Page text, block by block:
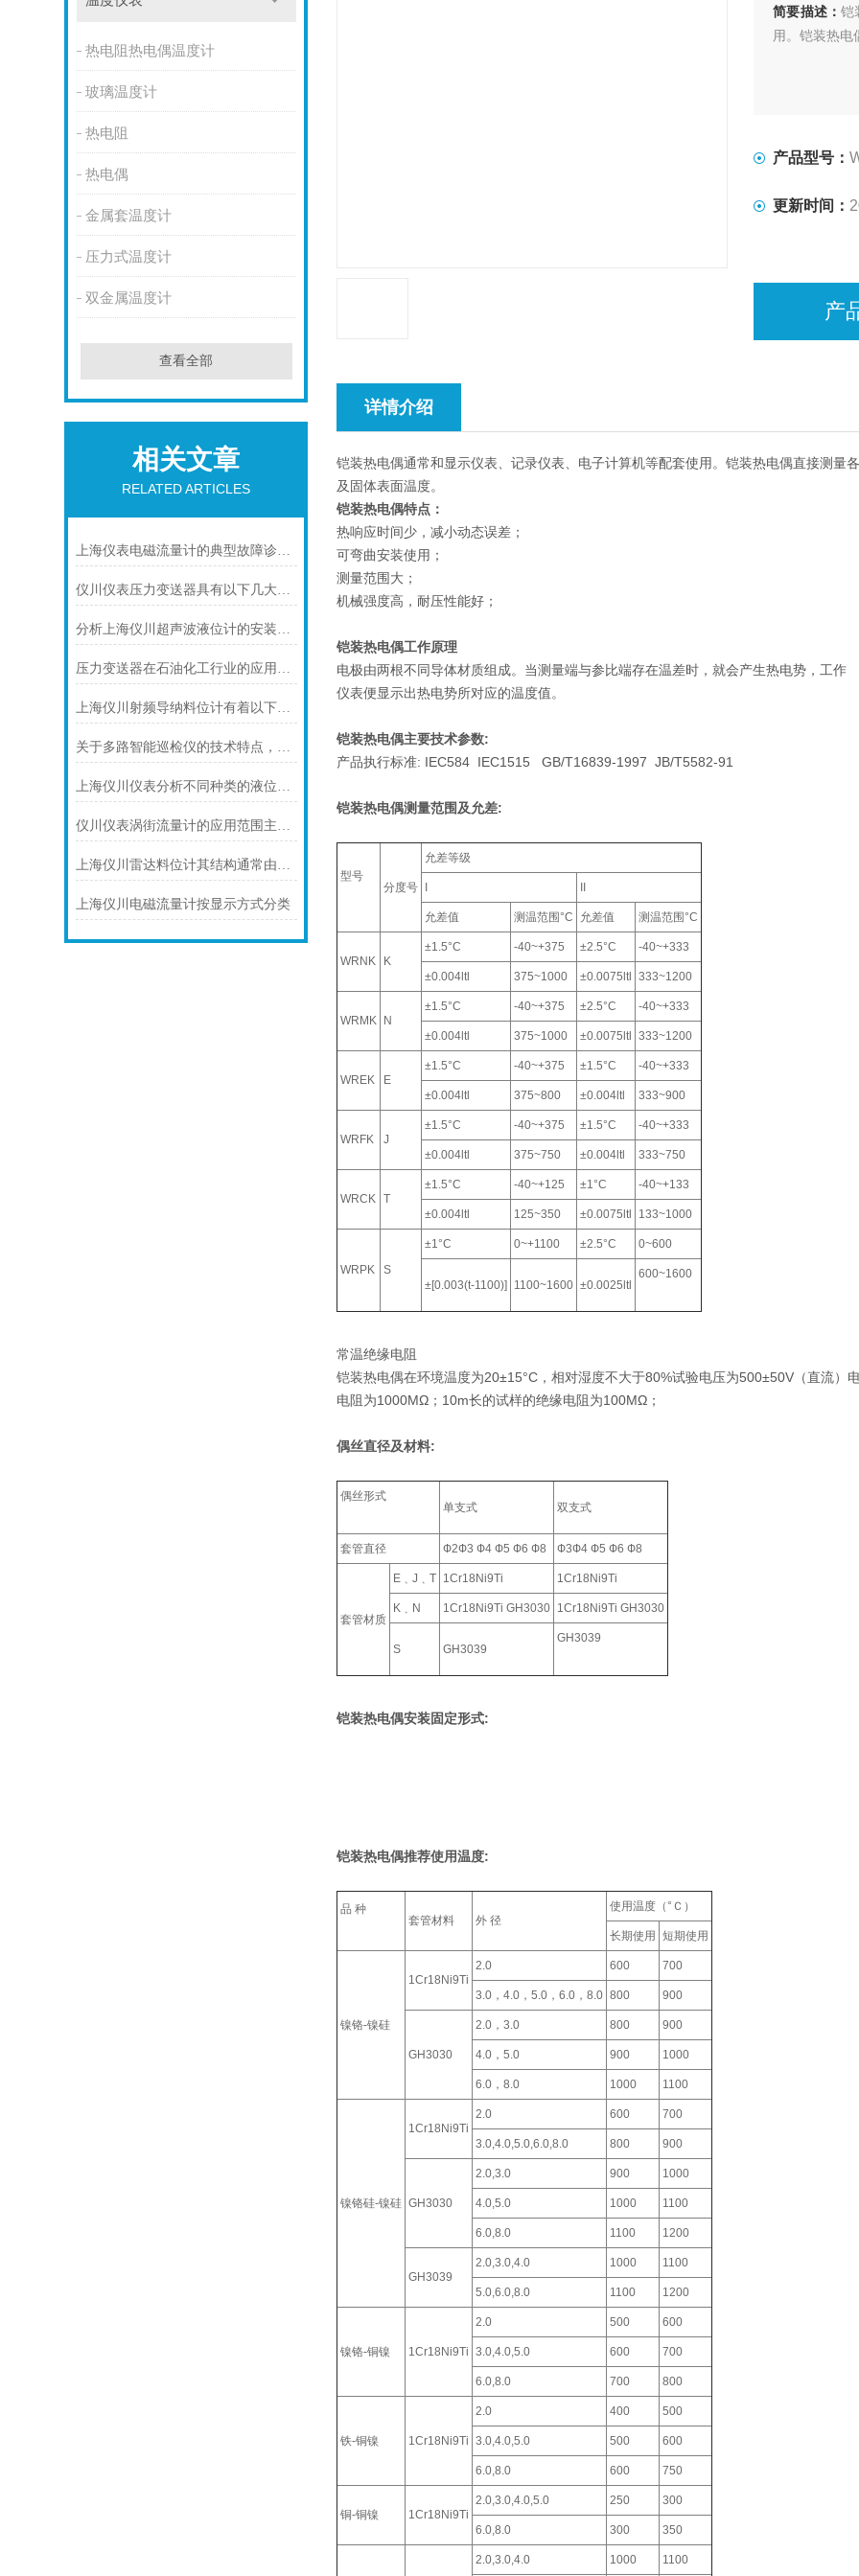
热电阻热电偶温度计
玻璃温度计
热电阻
热电偶
金属套温度计
压力式温度计
双金属温度计
查看全部
相关文章
RELATED ARTICLES
上海仪表电磁流量计的典型故障诊断及处理方法
仪川仪表压力变送器具有以下几大技术特点
分析上海仪川超声波液位计的安装原理
压力变送器在石油化工行业的应用说明
上海仪川射频导纳料位计有着以下几大技术特点
关于多路智能巡检仪的技术特点，你怎么看呢？
上海仪川仪表分析不同种类的液位变送器
仪川仪表涡街流量计的应用范围主要包括以下几个方面
上海仪川雷达料位计其结构通常由以下部分组成
上海仪川电磁流量计按显示方式分类
简要描述： 铠
用。铠装热
产品型号：
更新时间：
产
详情介绍
铠装热电偶通常和显示仪表、记录仪表、电子计算机等配套使用。铠装热电偶直接测量
及固体表面温度。
铠装热电偶特点：
热响应时间少，减小动态误差；
可弯曲安装使用；
测量范围大；
机械强度高，耐压性能好；
铠装热电偶工作原理
电极由两根不同导体材质组成。当测量端与参比端存在温差时，就会产生热电势，工作
仪表便显示出热电势所对应的温度值。
铠装热电偶主要技术参数:
产品执行标准: IEC584 IEC1515 GB/T16839-1997 JB/T5582-91
铠装热电偶测量范围及允差:
型号
分度号
允差等级
允差值 测温范围°C 允差值 测温范围°C
WRNK K
±1.5°C -40~+375 ±2.5°C -40~+333
±0.004ltl 375~1000 ±0.0075ltl 333~1200
WRMK N
±1.5°C -40~+375 ±2.5°C -40~+333
±0.004ltl 375~1000 ±0.0075ltl 333~1200
WREK E
±1.5°C -40~+375 ±1.5°C -40~+333
±0.004ltl 375~800 ±0.004ltl 333~900
WRFK J
±1.5°C -40~+375 ±1.5°C -40~+333
±0.004ltl 375~750 ±0.004ltl 333~750
WRCK T
±1.5°C -40~+125 ±1°C -40~+133
±0.004ltl 125~350 ±0.0075ltl 133~1000
WRPK S
±1°C 0~+1100 ±2.5°C 0~600
±[0.003(t-1100)] 1100~1600 ±0.0025ltl
600~1600
常温绝缘电阻
铠装热电偶在环境温度为20±15°C，相对湿度不大于80%试验电压为500±50V（直流
电阻为1000MΩ；10m长的试样的绝缘电阻为100MΩ；
偶丝直径及材料:
偶丝形式
单支式
双支式
套管直径 Ф2Ф3 Ф4 Ф5 Ф6 Ф8 Ф3Ф4 Ф5 Ф6 Ф8
套管材质
E﹑J﹑T 1Cr18Ni9Ti 1Cr18Ni9Ti
K﹑N 1Cr18Ni9Ti GH3030 1Cr18Ni9Ti GH3030
S GH3039
GH3039
铠装热电偶安装固定形式:
铠装热电偶推荐使用温度:
品 种
套管材料
外 径
使用温度（°Ｃ）
长期使用 短期使用
镍铬-镍硅
1Cr18Ni9Ti
2.0 600 700
3.0，4.0，5.0，6.0，8.0 800 900
GH3030
2.0，3.0 800 900
4.0，5.0 900 1000
6.0，8.0 1000 1100
镍铬硅-镍硅
1Cr18Ni9Ti
2.0 600 700
3.0,4.0,5.0,6.0,8.0 800 900
GH3030
2.0,3.0 900 1000
4.0,5.0 1000 1100
6.0,8.0 1100 1200
GH3039
2.0,3.0,4.0 1000 1100
5.0,6.0,8.0 1100 1200
镍铬-铜镍 1Cr18Ni9Ti
2.0 500 600
3.0,4.0,5.0 600 700
6.0,8.0 700 800
铁-铜镍 1Cr18Ni9Ti
2.0 400 500
3.0,4.0,5.0 500 600
6.0,8.0 600 750
铜-铜镍 1Cr18Ni9Ti
2.0,3.0,4.0,5.0 250 300
6.0,8.0 300 350
2.0,3.0,4.0 1000 1100